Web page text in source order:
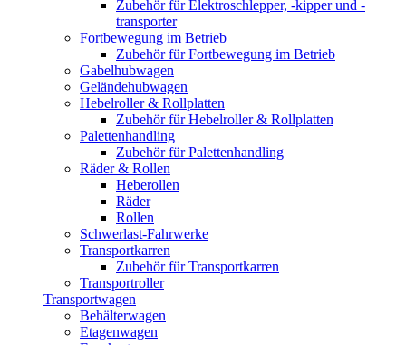
Zubehör für Elektroschlepper, -kipper und -
transporter
Fortbewegung im Betrieb
Zubehör für Fortbewegung im Betrieb
Gabelhubwagen
Geländehubwagen
Hebelroller & Rollplatten
Zubehör für Hebelroller & Rollplatten
Palettenhandling
Zubehör für Palettenhandling
Räder & Rollen
Heberollen
Räder
Rollen
Schwerlast-Fahrwerke
Transportkarren
Zubehör für Transportkarren
Transportroller
Transportwagen
Behälterwagen
Etagenwagen